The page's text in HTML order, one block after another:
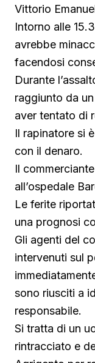
Vittorio
Intorno alle
avrebbe
facendosi
Durante
raggiunto da
aver tentato di
Il rapinatore si
con il denaro.
Il
all’ospedale
Le ferite
una prognosi
Gli agenti del
intervenuti sul
sono riusciti a
responsabile.
Si tratta di un
rintracciato e